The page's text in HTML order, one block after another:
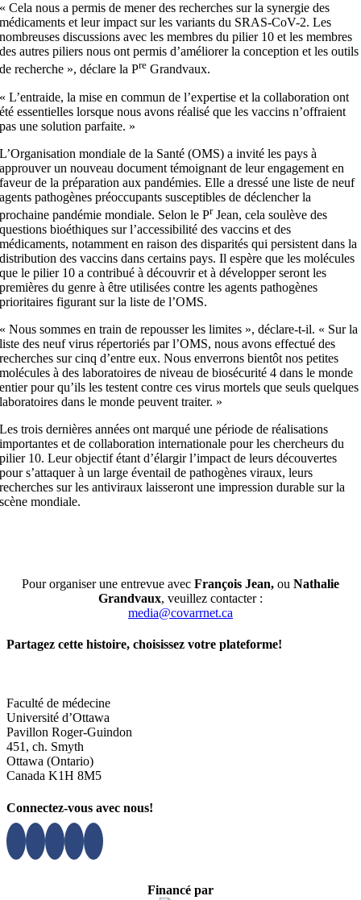
« Cela nous a permis de mener des recherches sur la synergie des
médicaments et leur impact sur les variants du SRAS-CoV-2. Les
nombreuses discussions avec les membres du pilier 10 et les membres
des autres piliers nous ont permis d’améliorer la conception et les outils
de recherche », déclare la Pre Grandvaux.
« L’entraide, la mise en commun de l’expertise et la collaboration ont
été essentielles lorsque nous avons réalisé que les vaccins n’offraient
pas une solution parfaite. »
L’Organisation mondiale de la Santé (OMS) a invité les pays à
approuver un nouveau document témoignant de leur engagement en
faveur de la préparation aux pandémies. Elle a dressé une liste de neuf
agents pathogènes préoccupants susceptibles de déclencher la
prochaine pandémie mondiale. Selon le PrJean, cela soulève des
questions bioéthiques sur l’accessibilité des vaccins et des
médicaments, notamment en raison des disparités qui persistent dans la
distribution des vaccins dans certains pays. Il espère que les molécules
que le pilier 10 a contribué à découvrir et à développer seront les
premières du genre à être utilisées contre les agents pathogènes
prioritaires figurant sur la liste de l’OMS.
« Nous sommes en train de repousser les limites », déclare-t-il. « Sur la
liste des neuf virus répertoriés par l’OMS, nous avons effectué des
recherches sur cinq d’entre eux. Nous enverrons bientôt nos petites
molécules à des laboratoires de niveau de biosécurité 4 dans le monde
entier pour qu’ils les testent contre ces virus mortels que seuls quelques
laboratoires dans le monde peuvent traiter. »
Les trois dernières années ont marqué une période de réalisations
importantes et de collaboration internationale pour les chercheurs du
pilier 10. Leur objectif étant d’élargir l’impact de leurs découvertes
pour s’attaquer à un large éventail de pathogènes viraux, leurs
recherches sur les antiviraux laisseront une impression durable sur la
scène mondiale.
Pour organiser une entrevue avec François Jean, ou Nathalie
Grandvaux, veuillez contacter :
media@covarrnet.ca
Partagez cette histoire, choisissez votre plateforme!
Faculté de médecine
Université d’Ottawa
Pavillon Roger-Guindon
451, ch. Smyth
Ottawa (Ontario)
Canada K1H 8M5
Connectez-vous avec nous!
Financé par